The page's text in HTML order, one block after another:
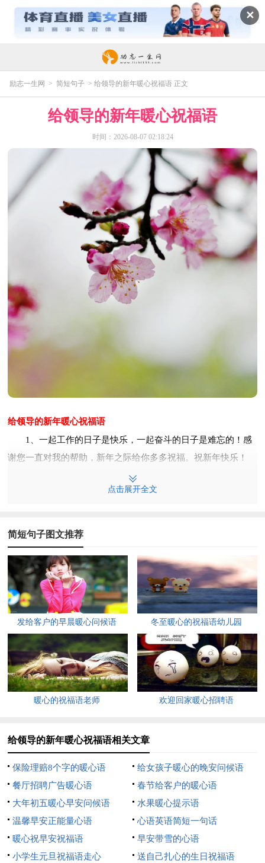
✕
励志一生网 > 简短句子 > 给领导的新年暖心祝福语 正文
给领导的新年暖心祝福语
时间：2026-08-07 02:18:24
给领导的新年暖心祝福语
1、一起工作的日子是快乐，一起奋斗的日子是难忘的！感
谢您一直对我的帮助，新年之际给你多多祝福。祝新年快乐！
2、无惊无险，又是一年，新年来临，衷心祝愿，银行存
3、祝福加祝福是很多个祝福，祝福减祝福是祝福的起点，
祝福乘祝福是无限个祝福，祝福除祝福是唯一的祝福，祝福你平
安幸福，新年快乐！
4、把最美的花送给你，把最暖和的阳光送给你。把你最灿
烂的笑脸送给你遇见的每个人，所有的人就和你一样快乐开心！
愿新的一年里每一天的每一缕阳光都带给你平安、幸福、开心、
快乐。祝你新年快乐！
5、新年马上来到，提前将你骚扰；短信祝福开道，扫除一
切烦恼；新的一年安康，心情绽放美好；工作轻松无恼，工资愈
涨愈高。祝你新年欢笑，福星高照！
6、春节到，拜年早：一拜全家好；二拜困难少；三拜烦恼
消；四拜不变老；五拜儿女孝；六拜幸福绕；七拜忧愁抛；八拜
收入高；九拜平安罩；十拜乐逍遥。
8、新年好！新年到，好事全到了！祝您及全家新年快乐！
点击展开全文
简短句子图文推荐
发给客户的早晨暖心问候语 冬至暖心的祝福语幼儿园
暖心的祝福语老师 欢迎回家暖心招聘语
给领导的新年暖心祝福语相关文章
保险理赔8个字的暖心语
给女孩子暖心的晚安问候语
餐厅招聘广告暖心语
春节给客户的暖心语
大年初五暖心早安问候语
水果暖心提示语
温馨早安正能量心语
心语英语简短一句话
暖心祝早安祝福语
早安带雪的心语
小学生元旦祝福语走心
送自己扎心的生日祝福语